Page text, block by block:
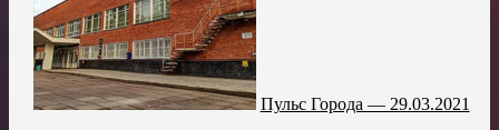
Пульс Города — 29.03.2021